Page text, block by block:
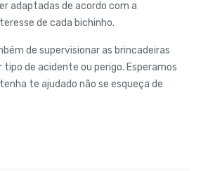
adaptadas de acordo com a
de cada bichinho.
de supervisionar as brincadeiras
de acidente ou perigo. Esperamos
te ajudado não se esqueça de